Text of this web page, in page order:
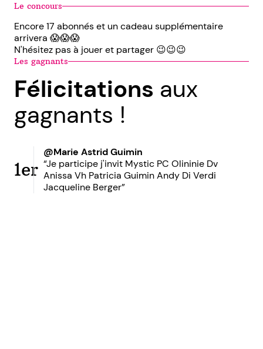
Le concours
Encore 17 abonnés et un cadeau supplémentaire
arrivera 😱😱😱
N'hésitez pas à jouer et partager 😉😉😉
Les gagnants
Félicitations aux
gagnants !
1er
@Marie Astrid Guimin
“Je participe j'invit Mystic PC Olininie Dv
Anissa Vh Patricia Guimin Andy Di Verdi
Jacqueline Berger”